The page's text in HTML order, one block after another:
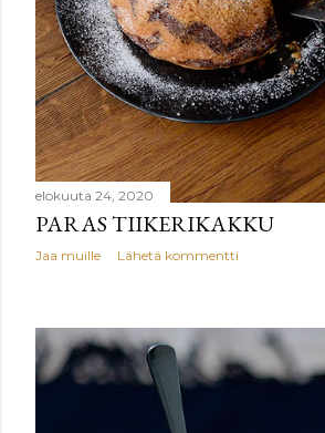
elokuuta 24, 2020
PARAS TIIKERIKAKKU
Jaa muille Lähetä kommentti